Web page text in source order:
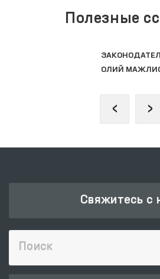
Полезные
ОЛИЙ МАЖЛИСА
‹ ›
Свяжитесь с